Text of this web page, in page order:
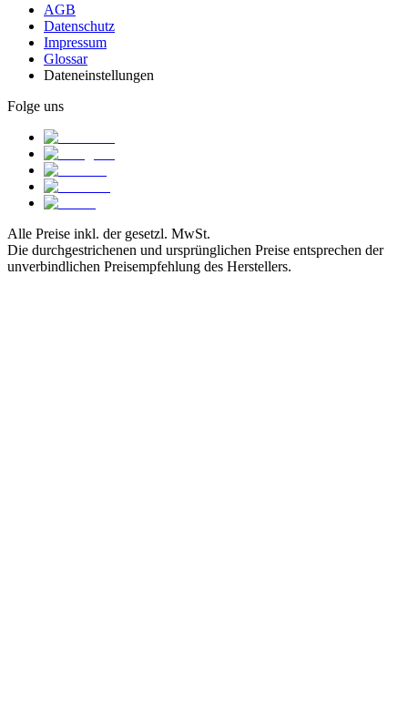
AGB
Datenschutz
Impressum
Glossar
Dateneinstellungen
Folge uns
Alle Preise inkl. der gesetzl. MwSt.
Die durchgestrichenen und ursprünglichen Preise entsprechen der
unverbindlichen Preisempfehlung des Herstellers.